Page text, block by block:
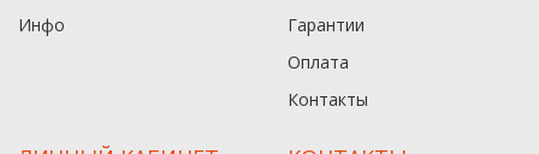
Инфо
Гарантии
Оплата
Контакты